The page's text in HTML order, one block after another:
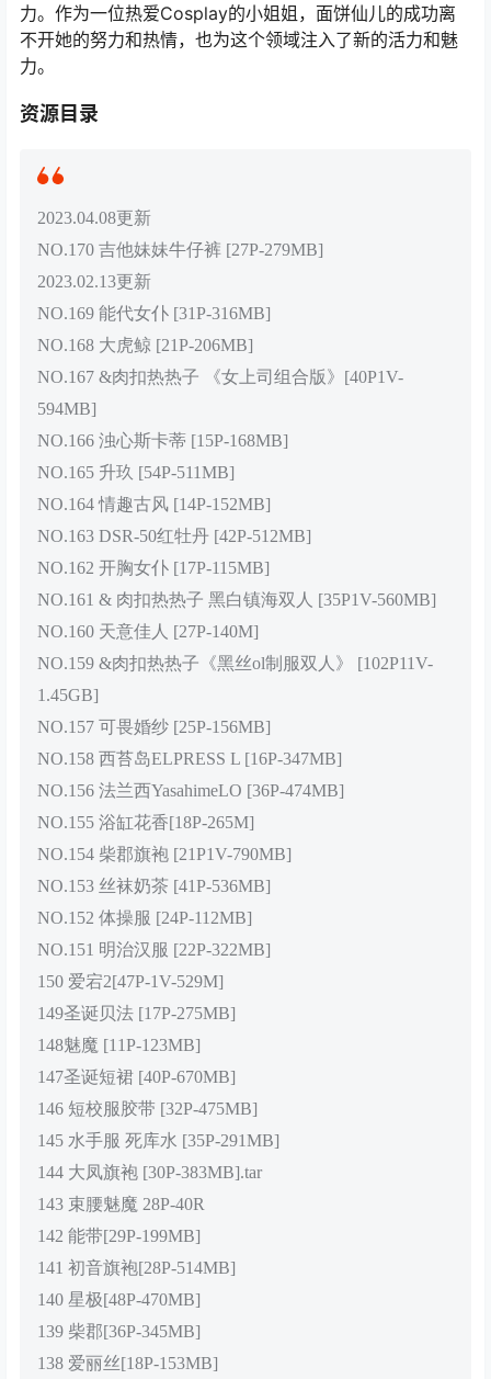
力。作为一位热爱Cosplay的小姐姐，面饼仙儿的成功离
不开她的努力和热情，也为这个领域注入了新的活力和魅
力。
资源目录
2023.04.08更新
NO.170 吉他妹妹牛仔裤 [27P-279MB]
2023.02.13更新
NO.169 能代女仆 [31P-316MB]
NO.168 大虎鲸 [21P-206MB]
NO.167 &肉扣热热子 《女上司组合版》[40P1V-
594MB]
NO.166 浊心斯卡蒂 [15P-168MB]
NO.165 升玖 [54P-511MB]
NO.164 情趣古风 [14P-152MB]
NO.163 DSR-50红牡丹 [42P-512MB]
NO.162 开胸女仆 [17P-115MB]
NO.161 & 肉扣热热子 黑白镇海双人 [35P1V-560MB]
NO.160 天意佳人 [27P-140M]
NO.159 &肉扣热热子《黑丝ol制服双人》 [102P11V-
1.45GB]
NO.157 可畏婚纱 [25P-156MB]
NO.158 西苔岛ELPRESS L [16P-347MB]
NO.156 法兰西YasahimeLO [36P-474MB]
NO.155 浴缸花香[18P-265M]
NO.154 柴郡旗袍 [21P1V-790MB]
NO.153 丝袜奶茶 [41P-536MB]
NO.152 体操服 [24P-112MB]
NO.151 明治汉服 [22P-322MB]
150 爱宕2[47P-1V-529M]
149圣诞贝法 [17P-275MB]
148魅魔 [11P-123MB]
147圣诞短裙 [40P-670MB]
146 短校服胶带 [32P-475MB]
145 水手服 死库水 [35P-291MB]
144 大凤旗袍 [30P-383MB].tar
143 束腰魅魔 28P-40R
142 能带[29P-199MB]
141 初音旗袍[28P-514MB]
140 星极[48P-470MB]
139 柴郡[36P-345MB]
138 爱丽丝[18P-153MB]